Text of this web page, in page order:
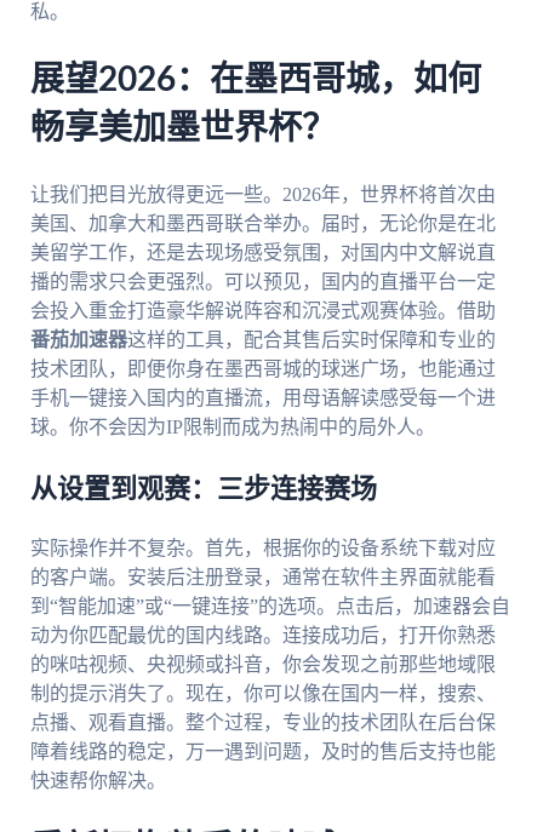
私。
展望2026：在墨西哥城，如何
畅享美加墨世界杯？
让我们把目光放得更远一些。2026年，世界杯将首次由
美国、加拿大和墨西哥联合举办。届时，无论你是在北
美留学工作，还是去现场感受氛围，对国内中文解说直
播的需求只会更强烈。可以预见，国内的直播平台一定
会投入重金打造豪华解说阵容和沉浸式观赛体验。借助
番茄加速器这样的工具，配合其售后实时保障和专业的
技术团队，即便你身在墨西哥城的球迷广场，也能通过
手机一键接入国内的直播流，用母语解读感受每一个进
球。你不会因为IP限制而成为热闹中的局外人。
从设置到观赛：三步连接赛场
实际操作并不复杂。首先，根据你的设备系统下载对应
的客户端。安装后注册登录，通常在软件主界面就能看
到“智能加速”或“一键连接”的选项。点击后，加速器会自
动为你匹配最优的国内线路。连接成功后，打开你熟悉
的咪咕视频、央视频或抖音，你会发现之前那些地域限
制的提示消失了。现在，你可以像在国内一样，搜索、
点播、观看直播。整个过程，专业的技术团队在后台保
障着线路的稳定，万一遇到问题，及时的售后支持也能
快速帮你解决。